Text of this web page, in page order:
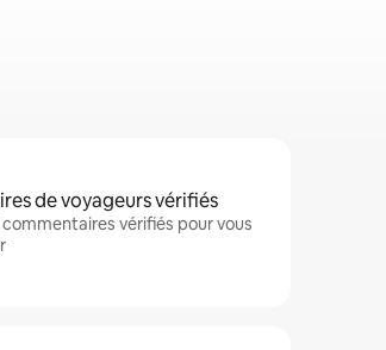
de voyageurs vérifiés
commentaires vérifiés pour vous